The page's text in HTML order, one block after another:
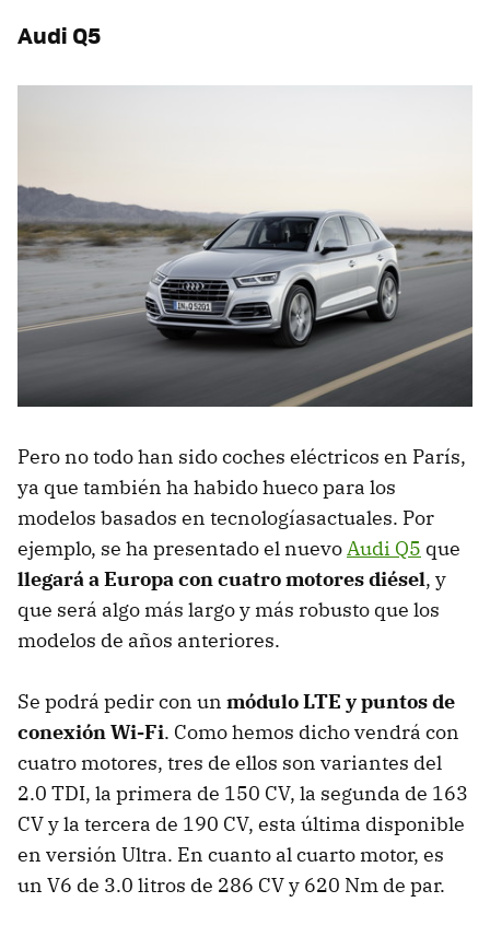
Audi Q5
Pero no todo han sido coches eléctricos en París,
ya que también ha habido hueco para los
modelos basados en tecnologíasactuales. Por
ejemplo, se ha presentado el nuevoAudi Q5 que
llegará a Europa con cuatro motores diésel, y
que será algo más largo y más robusto que los
modelos de años anteriores.
Se podrá pedir con un módulo LTE y puntos de
conexión Wi-Fi. Como hemos dicho vendrá con
cuatro motores, tres de ellos son variantes del
2.0 TDI, la primera de 150 CV, la segunda de 163
CV y la tercera de 190 CV, esta última disponible
en versión Ultra. En cuanto al cuarto motor, es
un V6 de 3.0 litros de 286 CV y 620 Nm de par.